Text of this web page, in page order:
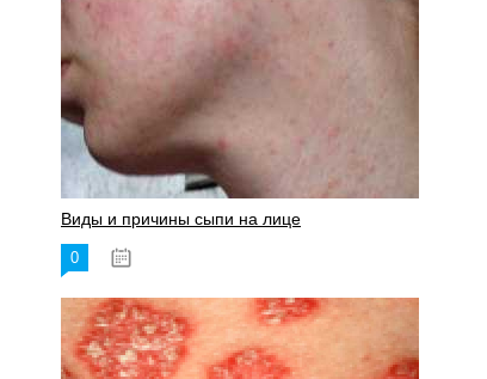
Виды и причины сыпи на лице
0